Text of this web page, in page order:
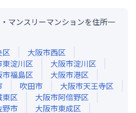
マンスリーマンションを住所一
区
大阪市西区
東淀川区
大阪市淀川区
市福島区
大阪市港区
吹田市
大阪市天王寺区
東区
大阪市阿倍野区
野市
大阪市東成区